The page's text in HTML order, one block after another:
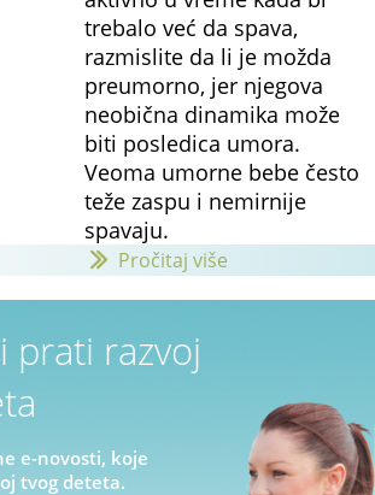
trebalo već da spava,
razmislite da li je možda
preumorno, jer njegova
neobična dinamika može
biti posledica umora.
Veoma umorne bebe često
teže zaspu i nemirnije
spavaju.
Pročitaj više
prati razvoj
e-novosti, koje
tvog deteta.